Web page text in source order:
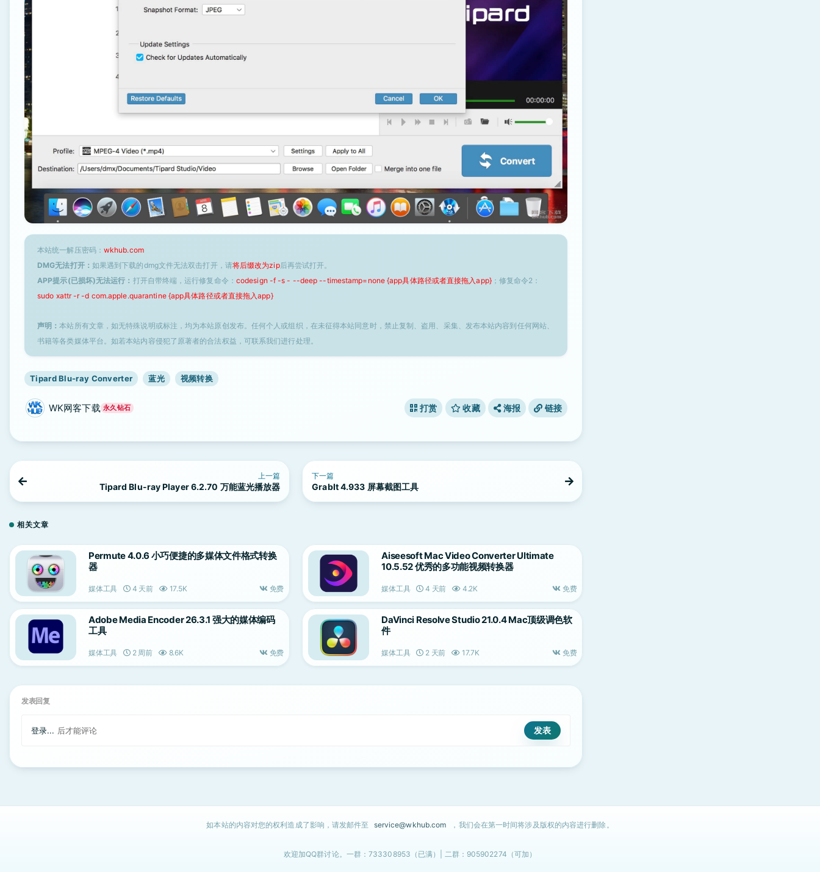
本站统一解压密码： wkhub.com
DMG无法打开： 如果遇到下载的dmg文件无法双击打开，请将后缀改为zip后再尝试打开。
APP提示(已损坏)无法运行： 打开自带终端，运行修复命令： codesign -f -s - --deep --timestamp=none {app具体路径或者直接拖入app}；修复命令2：
sudo xattr -r -d com.apple.quarantine {app具体路径或者直接拖入app}
声明：本站所有文章，如无特殊说明或标注，均为本站原创发布。任何个人或组织，在未征得本站同意时，禁止复制、盗用、采集、发布本站内容到任何网站、
书籍等各类媒体平台。如若本站内容侵犯了原著者的合法权益，可联系我们进行处理。
Tipard Blu-ray Converter 蓝光 视频转换
WK网客下载 永久钻石 打赏 收藏 海报 链接
上一篇
Tipard Blu-ray Player 6.2.70 万能蓝光播放器
下一篇
GrabIt 4.933 屏幕截图工具
相关文章
Permute 4.0.6 小巧便捷的多媒体文件格式转换
器
媒体工具 4 天前 17.5K 免费
Aiseesoft Mac Video Converter Ultimate
10.5.52 优秀的多功能视频转换器
媒体工具 4 天前 4.2K 免费
Adobe Media Encoder 26.3.1 强大的媒体编码
工具
媒体工具 2 周前 8.6K 免费
DaVinci Resolve Studio 21.0.4 Mac顶级调色软
件
媒体工具 2 天前 17.7K 免费
发表回复
登录... 后才能评论
如本站的内容对您的权利造成了影响，请发邮件至 service@wkhub.com ，我们会在第一时间将涉及版权的内容进行删除。
欢迎加QQ群讨论。一群：733308953（已满）| 二群：905902274（可加）